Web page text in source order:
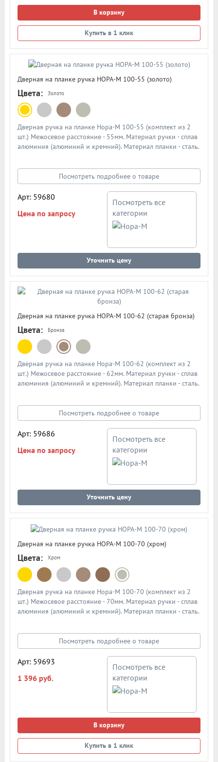
В корзину
Купить в 1 клик
Дверная на планке ручка НОРА-М 100-55 (золото)
Цвета: Золото
Дверная ручка на планке Нора-М 100-55 (комплект из 2
шт.) Межосевое расстояние - 55мм. Материал ручки - сплав
алюминия (алюминий и кремний). Материал планки - сталь.
Посмотреть подробнее о товаре
Арт: 59680
Цена по запросу
Посмотреть все
категории
Уточнить цену
Дверная на планке ручка НОРА-М 100-62 (старая бронза)
Цвета: Бронза
Дверная ручка на планке Нора-М 100-62 (комплект из 2
шт.) Межосевое расстояние - 62мм. Материал ручки - сплав
алюминия (алюминий и кремний). Материал планки - сталь.
Посмотреть подробнее о товаре
Арт: 59686
Цена по запросу
Посмотреть все
категории
Уточнить цену
Дверная на планке ручка НОРА-М 100-70 (хром)
Цвета: Хром
Дверная ручка на планке Нора-М 100-70 (комплект из 2
шт.) Межосевое расстояние - 70мм. Материал ручки - сплав
алюминия (алюминий и кремний). Материал планки - сталь.
Посмотреть подробнее о товаре
Арт: 59693
1 396 руб.
Посмотреть все
категории
В корзину
Купить в 1 клик